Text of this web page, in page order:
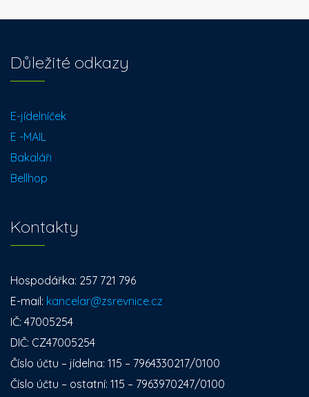
Důležité odkazy
E-jídelníček
E -MAIL
Bakaláři
Bellhop
Kontakty
Hospodářka: 257 721 796
E-mail: kancelar@zsrevnice.cz
IČ: 47005254
DIČ: CZ47005254
Číslo účtu – jídelna: 115 – 7964330217/0100
Číslo účtu – ostatní: 115 – 7963970247/0100